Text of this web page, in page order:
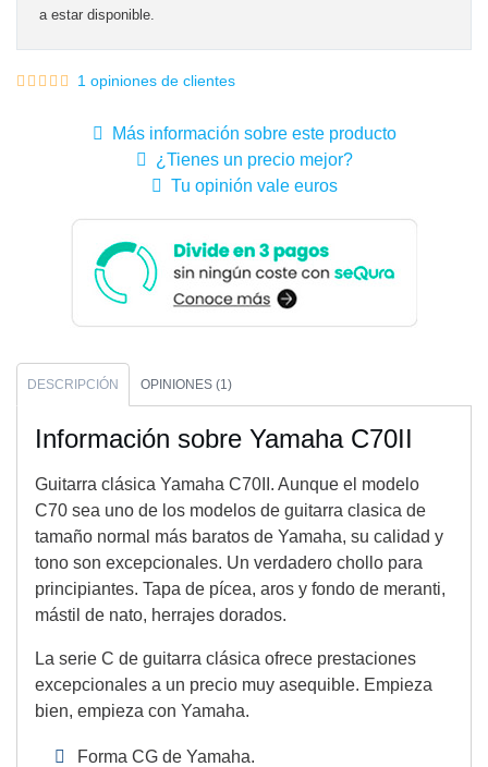
a estar disponible.
1 opiniones de clientes
Más información sobre este producto
¿Tienes un precio mejor?
Tu opinión vale euros
DESCRIPCIÓN OPINIONES (1)
Información sobre Yamaha C70II
Guitarra clásica Yamaha C70II. Aunque el modelo
C70 sea uno de los modelos de guitarra clasica de
tamaño normal más baratos de Yamaha, su calidad y
tono son excepcionales. Un verdadero chollo para
principiantes. Tapa de pícea, aros y fondo de meranti,
mástil de nato, herrajes dorados.
La serie C de guitarra clásica ofrece prestaciones
excepcionales a un precio muy asequible. Empieza
bien, empieza con Yamaha.
Forma CG de Yamaha.